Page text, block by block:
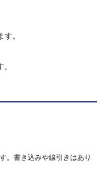
。
。書き込みや線引きはあり